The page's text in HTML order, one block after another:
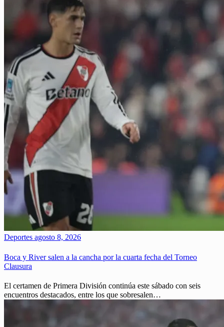
Deportes agosto 8, 2026
Boca y River salen a la cancha por la cuarta fecha del Torneo
Clausura
El certamen de Primera División continúa este sábado con seis
encuentros destacados, entre los que sobresalen…